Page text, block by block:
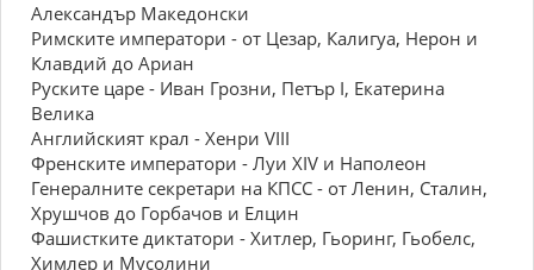
Александър Македонски
Римските императори - от Цезар, Калигуа, Нерон и
Клавдий до Ариан
Руските царе - Иван Грозни, Петър I, Екатерина
Велика
Английският крал - Хенри VIII
Френските императори - Луи XIV и Наполеон
Генералните секретари на КПСС - от Ленин, Сталин,
Хрушчов до Горбачов и Елцин
Фашистките диктатори - Хитлер, Гьоринг, Гьобелс,
Химлер и Мусолини